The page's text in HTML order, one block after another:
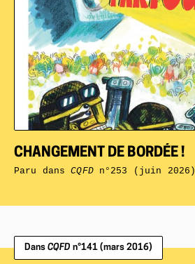
CHANGEMENT DE BORDÉE !
Paru dansCQFDn°253 (juin 2026)
Dans CQFD n°141 (mars 2016)